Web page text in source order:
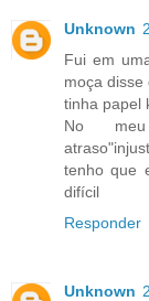
Unknown
Fui em
moça
tinha papel
No
tenho que
difícil
Responder
Unknown